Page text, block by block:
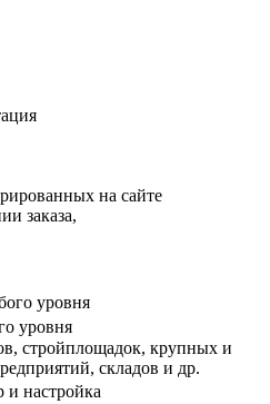
на сайте
заказа,
уровня
стройплощадок, крупных и
складов и др.